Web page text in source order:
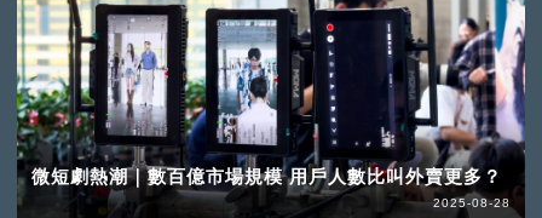
微短劇熱潮｜數百億市場規模 用戶人數比叫外賣更多？
2025-08-28